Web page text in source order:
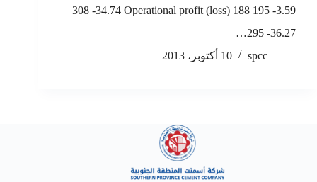
308 -34.74 Operational profit (loss) 188 195 -3.59
295 -36.27…
spcc
10 أكتوبر، 2013